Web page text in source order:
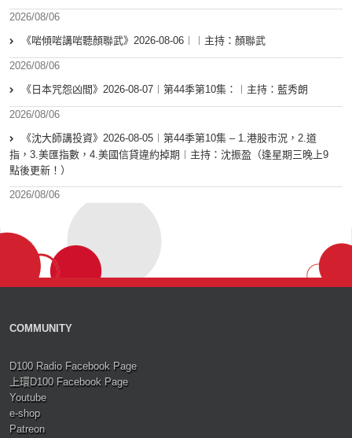
2026/08/06
《啱傾啱講啱聽顏聯武》2026-08-06︱︱主持：顏聯武
2026/08/06
《日本咒怨凶間》2026-08-07︱第44季第10集：︱主持：藍秀朗
2026/08/06
《沈大師講投資》2026-08-05︱第44季第10集 – 1.港股市況，2.道
指，3.美匯指數，4.美國信貸違約掉期︱主持：沈振盈（逢星期三晚上9
點後更新！）
2026/08/06
COMMUNITY
D100 Radio Facebook Page
上環D100 Facebook Page
Youtube
e-shop
Patreon